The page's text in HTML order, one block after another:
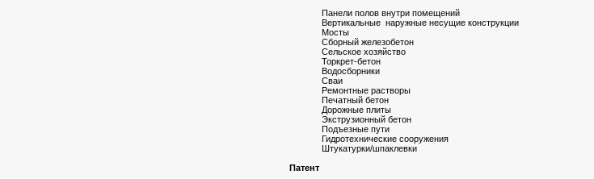
Панели полов внутри помещений
Вертикальные наружные несущие конструкции
Мосты
Сборный железобетон
Сельское хозяйство
Торкрет-бетон
Водосборники
Сваи
Ремонтные растворы
Печатный бетон
Дорожные плиты
Экструзионный бетон
Подъезные пути
Гидротехнические сооружения
Штукатурки/шпаклевки
Патент